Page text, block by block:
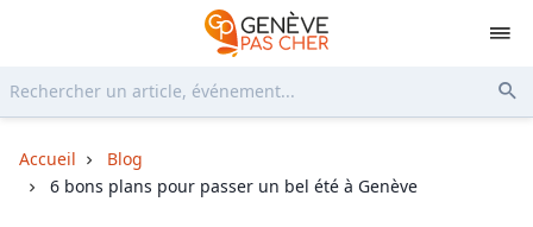
Accueil
Blog
6 bons plans pour passer un bel été à Genève